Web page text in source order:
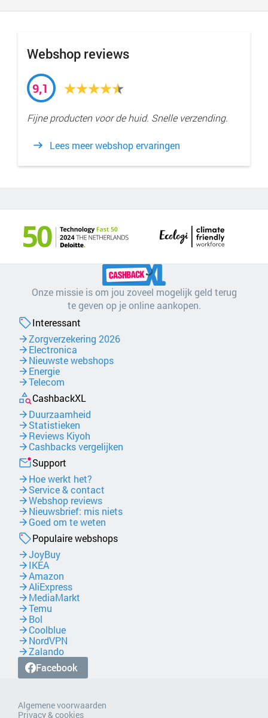
Webshop reviews
9,1
Fijne producten voor de huid. Snelle verzending.
Lees meer webshop ervaringen
Onze missie is om jou zoveel mogelijk geld terug
te geven op je online aankopen.
Interessant
Zorgverzekering 2026
Electronica
Nieuwste webshops
Energie
Telecom
CashbackXL
Duurzaamheid
Statistieken
Reviews Kiyoh
Cashbacks vergelijken
Support
Hoe werkt het?
Service & contact
Webshop reviews
Nieuwsbrief: mis niets
Goed om te weten
Populaire webshops
JoyBuy
IKEA
Amazon
AliExpress
MediaMarkt
Temu
Bol
Coolblue
NordVPN
Zalando
Facebook
Algemene voorwaarden
Privacy & cookies